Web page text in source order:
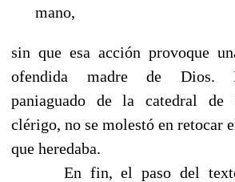
mano,
sin que esa acción provoque
ofendida madre de Dios.
paniaguado de la catedral de
clérigo, no se molestó en retocar
que heredaba.
En fin, el paso del texto